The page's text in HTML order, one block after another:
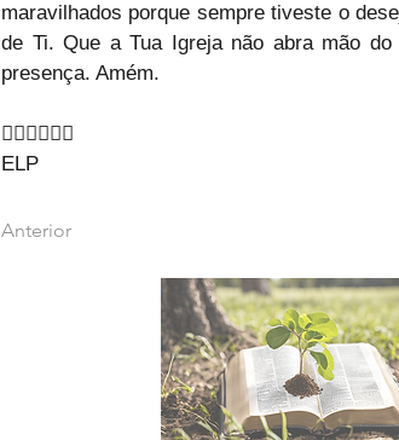
maravilhados porque sempre tiveste o
de Ti. Que a Tua Igreja não abra mão do
presença. Amém.
🙇‍♂🙇‍♂🙇‍♂
ELP
Anterior